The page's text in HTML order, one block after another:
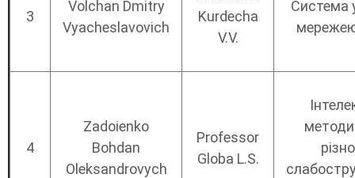
3
Volchan Dmitry
Vyacheslavovich
Kurdecha
V.V.
Система
4
Zadoienko
Bohdan
Oleksandrovych
Professor
Globa L.S.